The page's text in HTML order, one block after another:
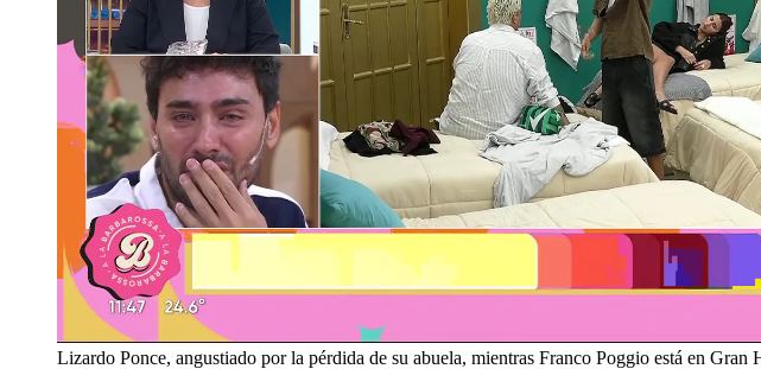
Lizardo Ponce, angustiado por la pérdida de su abuela, mientras Franco Poggio está en